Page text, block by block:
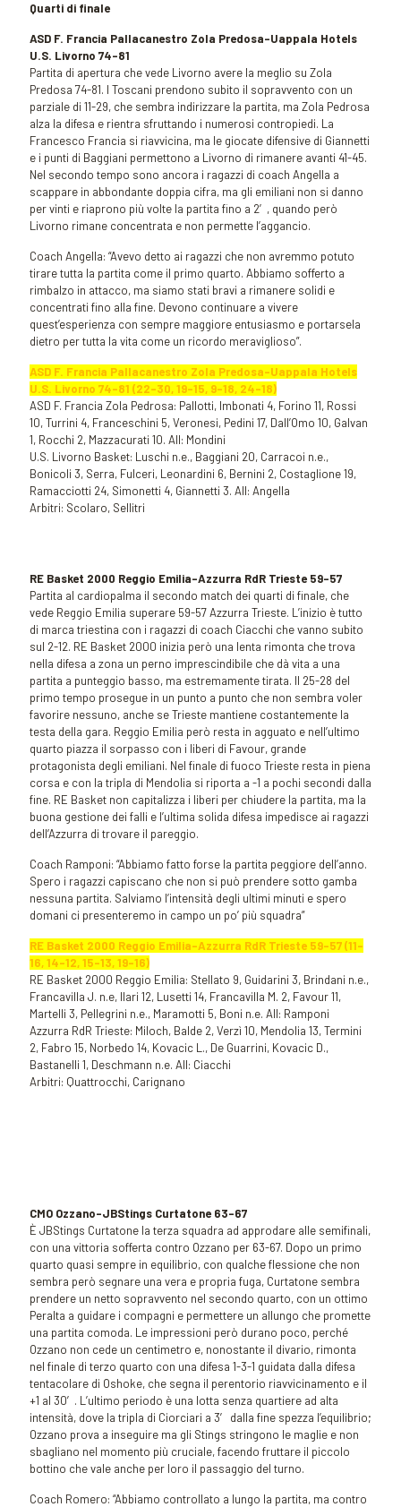
Quarti di finale
ASD F. Francia Pallacanestro Zola Predosa-Uappala Hotels
U.S. Livorno 74-81
Partita di apertura che vede Livorno avere la meglio su Zola
Predosa 74-81. I Toscani prendono subito il sopravvento con un
parziale di 11-29, che sembra indirizzare la partita, ma Zola Pedrosa
alza la difesa e rientra sfruttando i numerosi contropiedi. La
Francesco Francia si riavvicina, ma le giocate difensive di Giannetti
e i punti di Baggiani permettono a Livorno di rimanere avanti 41-45.
Nel secondo tempo sono ancora i ragazzi di coach Angella a
scappare in abbondante doppia cifra, ma gli emiliani non si danno
per vinti e riaprono più volte la partita fino a 2′, quando però
Livorno rimane concentrata e non permette l’aggancio.
Coach Angella: “Avevo detto ai ragazzi che non avremmo potuto
tirare tutta la partita come il primo quarto. Abbiamo sofferto a
rimbalzo in attacco, ma siamo stati bravi a rimanere solidi e
concentrati fino alla fine. Devono continuare a vivere
quest’esperienza con sempre maggiore entusiasmo e portarsela
dietro per tutta la vita come un ricordo meraviglioso”.
ASD F. Francia Pallacanestro Zola Predosa-Uappala Hotels
U.S. Livorno 74-81 (22-30, 19-15, 9-18, 24-18)
ASD F. Francia Zola Pedrosa: Pallotti, Imbonati 4, Forino 11, Rossi
10, Turrini 4, Franceschini 5, Veronesi, Pedini 17, Dall’Omo 10, Galvan
1, Rocchi 2, Mazzacurati 10. All: Mondini
U.S. Livorno Basket: Luschi n.e., Baggiani 20, Carracoi n.e.,
Bonicoli 3, Serra, Fulceri, Leonardini 6, Bernini 2, Costaglione 19,
Ramacciotti 24, Simonetti 4, Giannetti 3. All: Angella
Arbitri: Scolaro, Sellitri
RE Basket 2000 Reggio Emilia-Azzurra RdR Trieste 59-57
Partita al cardiopalma il secondo match dei quarti di finale, che
vede Reggio Emilia superare 59-57 Azzurra Trieste. L’inizio è tutto
di marca triestina con i ragazzi di coach Ciacchi che vanno subito
sul 2-12. RE Basket 2000 inizia però una lenta rimonta che trova
nella difesa a zona un perno imprescindibile che dà vita a una
partita a punteggio basso, ma estremamente tirata. Il 25-28 del
primo tempo prosegue in un punto a punto che non sembra voler
favorire nessuno, anche se Trieste mantiene costantemente la
testa della gara. Reggio Emilia però resta in agguato e nell’ultimo
quarto piazza il sorpasso con i liberi di Favour, grande
protagonista degli emiliani. Nel finale di fuoco Trieste resta in piena
corsa e con la tripla di Mendolia si riporta a -1 a pochi secondi dalla
fine. RE Basket non capitalizza i liberi per chiudere la partita, ma la
buona gestione dei falli e l’ultima solida difesa impedisce ai ragazzi
dell’Azzurra di trovare il pareggio.
Coach Ramponi: “Abbiamo fatto forse la partita peggiore dell’anno.
Spero i ragazzi capiscano che non si può prendere sotto gamba
nessuna partita. Salviamo l’intensità degli ultimi minuti e spero
domani ci presenteremo in campo un po’ più squadra”
RE Basket 2000 Reggio Emilia-Azzurra RdR Trieste 59-57(11-
16, 14-12, 15-13, 19-16)
RE Basket 2000 Reggio Emilia: Stellato 9, Guidarini 3, Brindani n.e.,
Francavilla J. n.e, Ilari 12, Lusetti 14, Francavilla M. 2, Favour 11,
Martelli 3, Pellegrini n.e., Maramotti 5, Boni n.e. All: Ramponi
Azzurra RdR Trieste: Miloch, Balde 2, Verzì 10, Mendolia 13, Termini
2, Fabro 15, Norbedo 14, Kovacic L., De Guarrini, Kovacic D.,
Bastanelli 1, Deschmann n.e. All: Ciacchi
Arbitri: Quattrocchi, Carignano
CMO Ozzano-JBStings Curtatone 63-67
È JBStings Curtatone la terza squadra ad approdare alle semifinali,
con una vittoria sofferta contro Ozzano per 63-67. Dopo un primo
quarto quasi sempre in equilibrio, con qualche flessione che non
sembra però segnare una vera e propria fuga, Curtatone sembra
prendere un netto sopravvento nel secondo quarto, con un ottimo
Peralta a guidare i compagni e permettere un allungo che promette
una partita comoda. Le impressioni però durano poco, perché
Ozzano non cede un centimetro e, nonostante il divario, rimonta
nel finale di terzo quarto con una difesa 1-3-1 guidata dalla difesa
tentacolare di Oshoke, che segna il perentorio riavvicinamento e il
+1 al 30′. L’ultimo periodo è una lotta senza quartiere ad alta
intensità, dove la tripla di Ciorciari a 3′ dalla fine spezza l’equilibrio;
Ozzano prova a inseguire ma gli Stings stringono le maglie e non
sbagliano nel momento più cruciale, facendo fruttare il piccolo
bottino che vale anche per loro il passaggio del turno.
Coach Romero: “Abbiamo controllato a lungo la partita, ma contro